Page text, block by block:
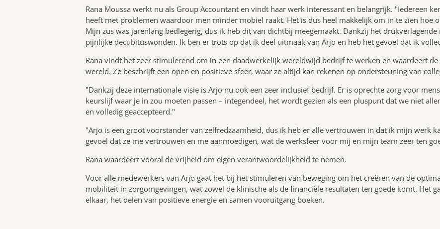
Rana Moussa werkt nu als Group Accountant en vindt haar werk interessant en belangrijk. "Iedereen
heeft met problemen waardoor men minder mobiel raakt. Het is dus heel makkelijk om in te zien hoe
Mijn zus was jarenlang bedlegerig, dus ik heb dit van dichtbij meegemaakt. Dankzij het drukverlagende
pijnlijke decubituswonden. Ik ben er trots op dat ik deel uitmaak van Arjo en heb het gevoel dat ik
Rana vindt het zeer stimulerend om in een daadwerkelijk wereldwijd bedrijf te werken en waardeert
wereld. Ze beschrijft een open en positieve sfeer, waar ze altijd kan rekenen op ondersteuning van
"Dankzij deze internationale visie is Arjo nu ook een zeer inclusief bedrijf. Er is oprechte zorg voor
keurslijf waar je in zou moeten passen – integendeel, het wordt gezien als een pluspunt dat we niet
en volledig geaccepteerd."
"Arjo is een groot voorstander van zelfredzaamheid, dus ik heb er alle vertrouwen in dat ik mijn werk
gevoel dat ze me vertrouwen en me aanmoedigen, wat de werksfeer voor mij en mijn team zeer ten
Rana waardeert vooral de vrijheid om eigen verantwoordelijkheid te nemen.
Voor alle medewerkers van Arjo gaat het bij het stimuleren van beweging om het creëren van de
mobiliteit in zorgomgevingen, wat zowel de klinische als de financiële resultaten ten goede komt. Het
elkaar, het delen van positieve energie en samen vooruitgang boeken.